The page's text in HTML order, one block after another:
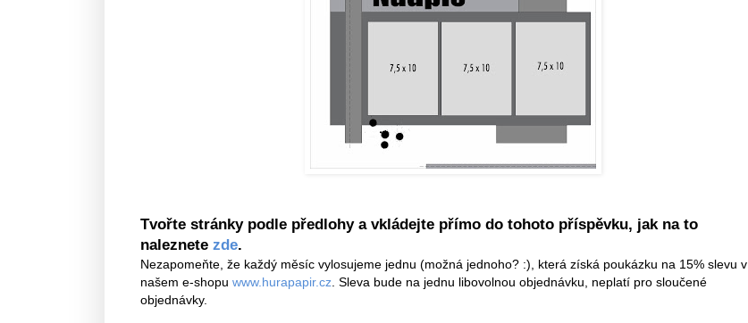
Tvořte stránky podle předlohy a vkládejte přímo do tohoto příspěvku, jak na to
naleznete zde.
Nezapomeňte, že každý měsíc vylosujeme jednu (možná jednoho? :), která získá poukázku na 15% slevu v
našem e-shopu www.hurapapir.cz . Sleva bude na jednu libovolnou objednávku, neplatí pro sloučené
objednávky.